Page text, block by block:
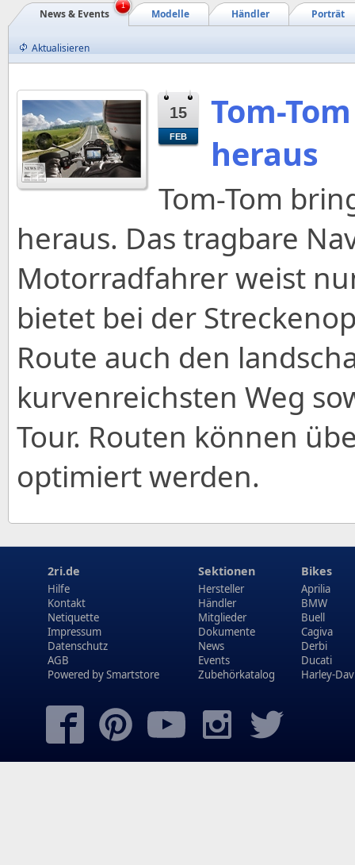
Porträt
Händler
Modelle
News & Events
1
Aktualisieren
15
FEB
Tom-
heraus
Tom-Tom
heraus. Das tragbare
Motorradfahrer weist
bietet bei der
Route auch den
kurvenreichsten Weg
Tour. Routen können
optimiert werden.
2ri.de
Hilfe
Kontakt
Netiquette
Impressum
Datenschutz
AGB
Powered bySmartstore
Sektionen
Hersteller
Händler
Mitglieder
Dokumente
News
Events
Zubehörkatalog
Bikes
Aprilia
BMW
Buell
Cagiva
Derbi
Ducati
Harley-